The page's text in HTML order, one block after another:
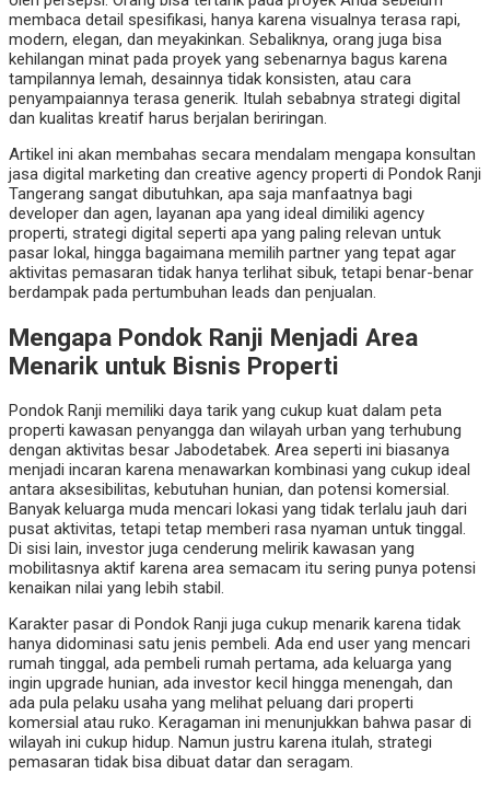
membaca detail spesifikasi, hanya karena visualnya terasa rapi,
modern, elegan, dan meyakinkan. Sebaliknya, orang juga bisa
kehilangan minat pada proyek yang sebenarnya bagus karena
tampilannya lemah, desainnya tidak konsisten, atau cara
penyampaiannya terasa generik. Itulah sebabnya strategi digital
dan kualitas kreatif harus berjalan beriringan.
Artikel ini akan membahas secara mendalam mengapa konsultan
jasa digital marketing dan creative agency properti di Pondok Ranji
Tangerang sangat dibutuhkan, apa saja manfaatnya bagi
developer dan agen, layanan apa yang ideal dimiliki agency
properti, strategi digital seperti apa yang paling relevan untuk
pasar lokal, hingga bagaimana memilih partner yang tepat agar
aktivitas pemasaran tidak hanya terlihat sibuk, tetapi benar-benar
berdampak pada pertumbuhan leads dan penjualan.
Mengapa Pondok Ranji Menjadi Area
Menarik untuk Bisnis Properti
Pondok Ranji memiliki daya tarik yang cukup kuat dalam peta
properti kawasan penyangga dan wilayah urban yang terhubung
dengan aktivitas besar Jabodetabek. Area seperti ini biasanya
menjadi incaran karena menawarkan kombinasi yang cukup ideal
antara aksesibilitas, kebutuhan hunian, dan potensi komersial.
Banyak keluarga muda mencari lokasi yang tidak terlalu jauh dari
pusat aktivitas, tetapi tetap memberi rasa nyaman untuk tinggal.
Di sisi lain, investor juga cenderung melirik kawasan yang
mobilitasnya aktif karena area semacam itu sering punya potensi
kenaikan nilai yang lebih stabil.
Karakter pasar di Pondok Ranji juga cukup menarik karena tidak
hanya didominasi satu jenis pembeli. Ada end user yang mencari
rumah tinggal, ada pembeli rumah pertama, ada keluarga yang
ingin upgrade hunian, ada investor kecil hingga menengah, dan
ada pula pelaku usaha yang melihat peluang dari properti
komersial atau ruko. Keragaman ini menunjukkan bahwa pasar di
wilayah ini cukup hidup. Namun justru karena itulah, strategi
pemasaran tidak bisa dibuat datar dan seragam.